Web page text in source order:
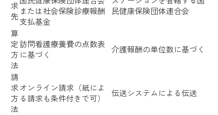
求
先 または社会保険診療報酬
支払基金
民健康保険団体連合会
算
定
方
法
訪問看護療養費の点数表
に基づく
介護報酬の単位数に基づく
請
求
方
法
オンライン請求（紙によ
る請求も条件付きで可）
伝送システムによる伝送